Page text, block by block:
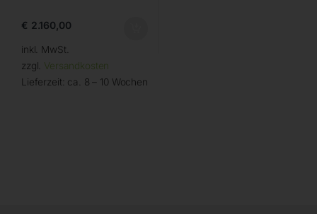
€ 2.160,00
inkl. MwSt.
zzgl. Versandkosten
Lieferzeit: ca. 8 – 10 Wochen